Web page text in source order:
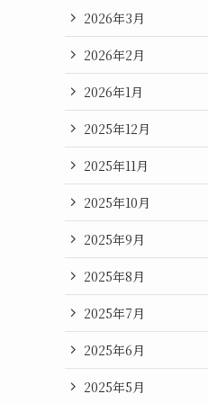
2026年3月
2026年2月
2026年1月
2025年12月
2025年11月
2025年10月
2025年9月
2025年8月
2025年7月
2025年6月
2025年5月